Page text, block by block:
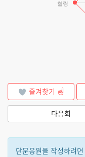
힐링
즐겨찾기
다음회
단문응원을 작성하려면